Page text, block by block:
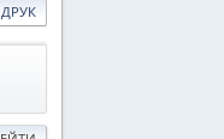
ДРУК